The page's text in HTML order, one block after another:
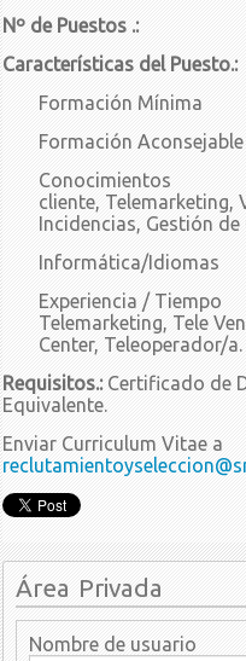
Nº de Puestos .:
Características del Puesto.:
Formación Mínima
Formación
Conocimientos
cliente, Telemarketing,
Incidencias, Gestión de
Informática/Idiomas
Experiencia / Tiempo
Telemarketing, Tele
Center, Teleoperador/a.
Requisitos.: Certificado de
Equivalente.
Enviar Curriculum Vitae a
Área Privada
Nombre de usuario